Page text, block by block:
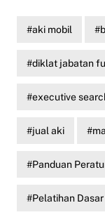
aki mobil
diklat jabatan
executive
jual aki
Panduan
Pelatihan